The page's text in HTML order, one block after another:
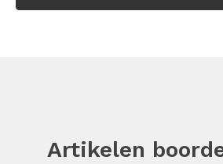
Artikelen